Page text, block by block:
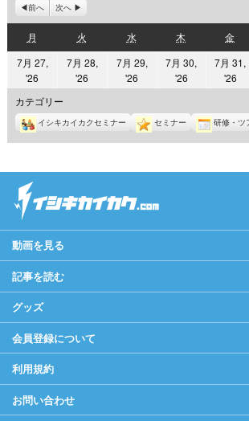
前へ 次へ
月
曜
日
火
曜
日
水水
曜
日
木
曜
日
金金
曜
日
7月 27,
'26
年
7
月
27
7月 28,
'26
7
月
28
7月 29,
'26
7
月
29
7月 30,
'262026
7
月
30
7月 31,
'26
7
月
31
カテゴリー
イシキカイカクセミナー セミナー 研修・ツ
動画を見る
記事を読む
グッズ
会員登録について
利用規約
お問い合わせ